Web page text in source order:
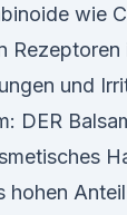
wie
und
DER
hohen